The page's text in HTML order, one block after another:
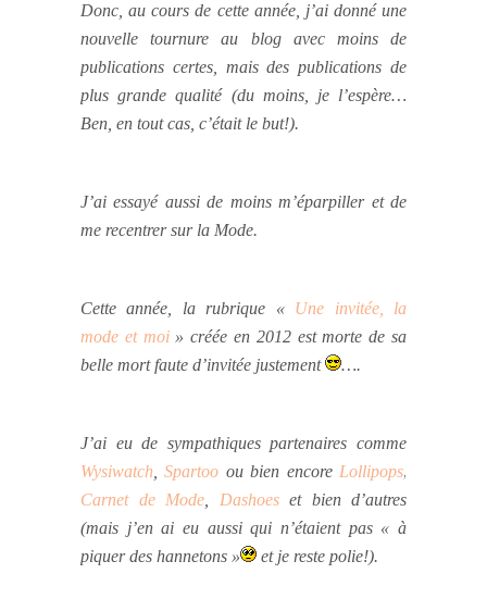
Donc, au cours de cette année, j’ai donné une
nouvelle tournure au blog avec moins de
publications certes, mais des publications de
plus grande qualité (du moins, je l’espère…
Ben, en tout cas, c’était le but!).
J’ai essayé aussi de moins m’éparpiller et de
me recentrer sur la Mode.
Cette année, la rubrique « Une invitée, la
mode et moi» créée en 2012 est morte de sa
belle mort faute d’invitée justement ….
J’ai eu de sympathiques partenaires comme
Wysiwatch ,Spartoo ou bien encore Lollipops,
Carnet de Mode Dashoeset bien d’autres
(mais j’en ai eu aussi qui n’étaient pas « à
piquer des hannetons »
et je reste polie!).